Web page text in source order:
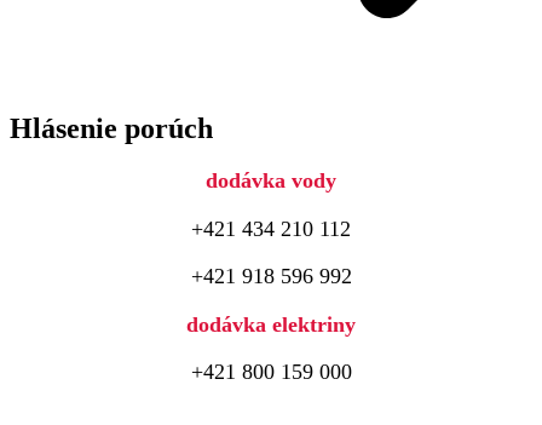
Hlásenie porúch
dodávka vody
+421 434 210 112
+421 918 596 992
dodávka elektriny
+421 800 159 000